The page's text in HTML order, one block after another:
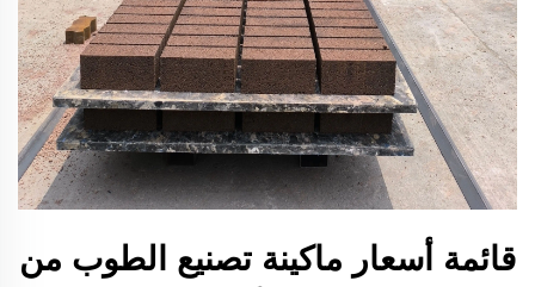
قائمة أسعار ماكينة تصنيع الطوب من